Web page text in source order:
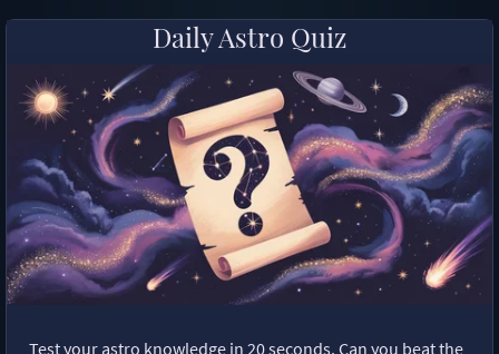
Daily Astro Quiz
Test your astro knowledge in 20 seconds. Can you beat the